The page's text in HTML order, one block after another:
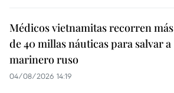
Médicos vietnamitas recorren más
de 40 millas náuticas para salvar a
marinero ruso
04/08/2026 14:19